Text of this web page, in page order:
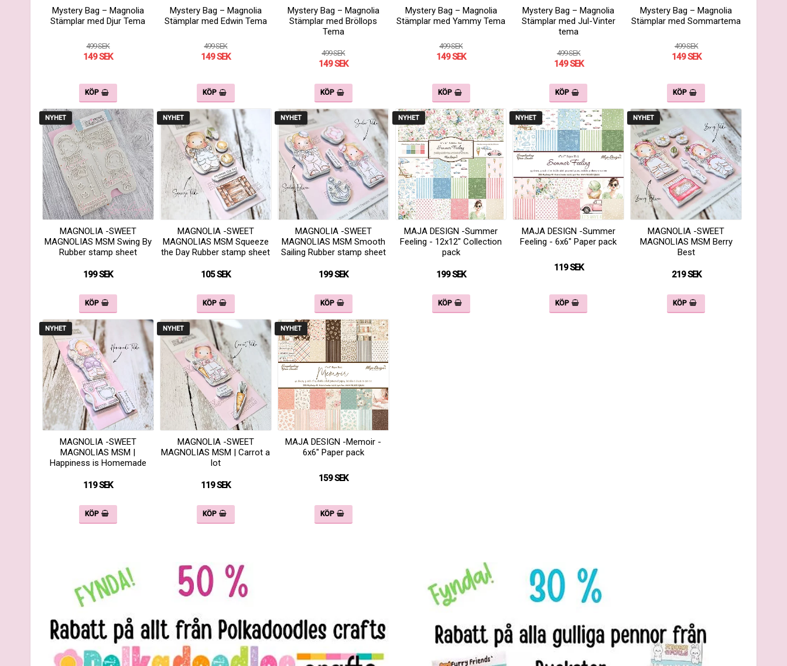
Mystery Bag – Magnolia
Stämplar med Djur Tema
499 SEK
149 SEK
KÖP
Mystery Bag – Magnolia
Stämplar med Edwin Tema
499 SEK
149 SEK
KÖP
Mystery Bag – Magnolia
Stämplar med Bröllops
Tema
499 SEK
149 SEK
KÖP
Mystery Bag – Magnolia
Stämplar med Yammy Tema
499 SEK
149 SEK
KÖP
Mystery Bag – Magnolia
Stämplar med Jul-Vinter
tema
499 SEK
149 SEK
KÖP
Mystery Bag – Magnolia
Stämplar med Sommartema
499 SEK
149 SEK
KÖP
NYHET
MAGNOLIA -SWEET
MAGNOLIAS MSM Swing By
Rubber stamp sheet
199 SEK
KÖP
NYHET
MAGNOLIA -SWEET
MAGNOLIAS MSM Squeeze
the Day Rubber stamp sheet
105 SEK
KÖP
NYHET
MAGNOLIA -SWEET
MAGNOLIAS MSM Smooth
Sailing Rubber stamp sheet
199 SEK
KÖP
NYHET
MAJA DESIGN -Summer
Feeling - 12x12" Collection
pack
199 SEK
KÖP
NYHET
MAJA DESIGN -Summer
Feeling - 6x6" Paper pack
119 SEK
KÖP
NYHET
MAGNOLIA -SWEET
MAGNOLIAS MSM Berry
Best
219 SEK
KÖP
NYHET
MAGNOLIA -SWEET
MAGNOLIAS MSM |
Happiness is Homemade
119 SEK
KÖP
NYHET
MAGNOLIA -SWEET
MAGNOLIAS MSM | Carrot a
lot
119 SEK
KÖP
NYHET
MAJA DESIGN -Memoir -
6x6" Paper pack
159 SEK
KÖP